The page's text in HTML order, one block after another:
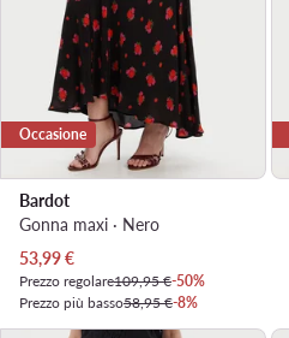
Occasione
Bardot
Gonna maxi · Nero
Prezzo attuale
53,99€
Prezzo regolare109,95 €-50%
Prezzo più basso58,95 €-8%